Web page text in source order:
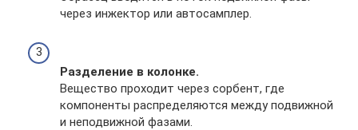
через инжектор или автосамплер.
Разделение в колонке.
Вещество проходит через сорбент, где
компоненты распределяются между подвижной
и неподвижной фазами.